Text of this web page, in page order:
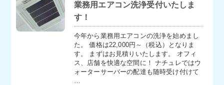
業務用エアコン洗浄受付いたしま
す！
今年から業務用エアコンの洗浄を始めまし
た。 価格は22,000円～（税込）となりま
す。 まずはお見積りいたします。 オフィ
ス、店舗を快適な空間に！ ナチュレではウ
ォーターサーバーの配達も随時受け付けて
…